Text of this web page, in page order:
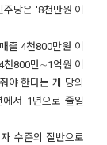
당은 '8천만원 이
출 4천800만원 이
천800만∼1억원 이
야 한다는 게 당의
서 1년으로 줄일
수준의 절반으로